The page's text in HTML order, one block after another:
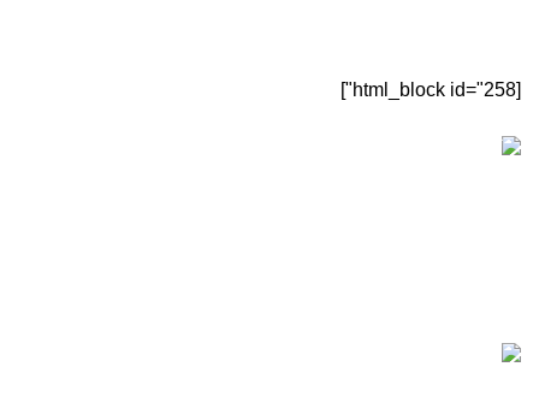
[html_block id="258"]